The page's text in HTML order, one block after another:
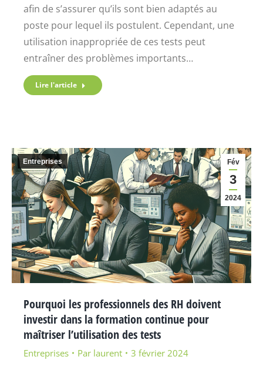
afin de s’assurer qu’ils sont bien adaptés au
poste pour lequel ils postulent. Cependant, une
utilisation inappropriée de ces tests peut
entraîner des problèmes importants…
Lire l'article
Fév
3
2024
Entreprises
Pourquoi les professionnels des RH doivent
investir dans la formation continue pour
maîtriser l’utilisation des tests
Entreprises Par laurent 3 février 2024